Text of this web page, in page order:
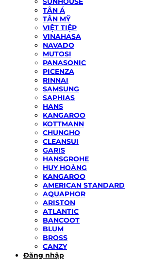
TÂN Á
TÂN MỸ
VIỆT TIỆP
VINAHASA
NAVADO
MUTOSI
PANASONIC
PICENZA
RINNAI
SAMSUNG
SAPHIAS
HANS
KANGAROO
KOTTMANN
CHUNGHO
CLEANSUI
GARIS
HANSGROHE
HUY HOÀNG
KANGAROO
AMERICAN STANDARD
AQUAPHOR
ARISTON
ATLANTIC
BANCOOT
BLUM
BROSS
CANZY
Đăng nhập